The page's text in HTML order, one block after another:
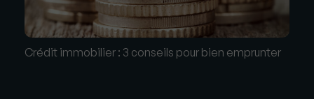
Crédit immobilier : 3 conseils pour bien emprunter